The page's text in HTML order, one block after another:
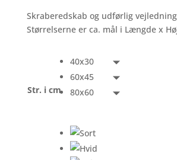
Skraberedskab og udførlig
Størrelserne er ca. mål i Længde x
Str. i cm
40x30
60x45
80x60